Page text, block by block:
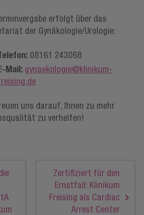
erfolgt über das
der Gynäkologie/Urologie:
08161 243068
Mail: gynaekologie@klinikum-
uns darauf, Ihnen zu mehr
zu verhelfen!
Zertifiziert für den
Ernstfall: Klinikum
Freising als Cardiac
Arrest Center